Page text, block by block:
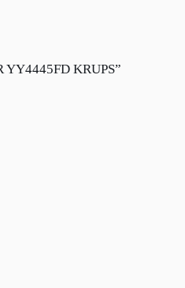
YY4445FD KRUPS”